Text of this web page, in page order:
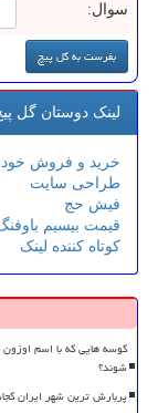
سوال:
لینک دوستان گل
خرید و فروش
طراحی سایت
فیش حج
قیمت بیسیم
کوتاه کننده لینک
کوسه هایی که با اسم
شوند؟
پربارش ترین شهر ایران